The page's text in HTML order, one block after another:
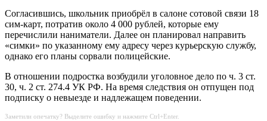
Согласившись, школьник приобрёл в салоне сотовой связи 18
сим-карт, потратив около 4 000 рублей, которые ему
перечислили наниматели. Далее он планировал направить
«симки» по указанному ему адресу через курьерскую службу,
однако его планы сорвали полицейские.
В отношении подростка возбудили уголовное дело по ч. 3 ст.
30, ч. 2 ст. 274.4 УК РФ. На время следствия он отпущен под
подписку о невыезде и надлежащем поведении.
Заметили опечатку? Выделите ошибку и нажмите Ctrl+Enter.